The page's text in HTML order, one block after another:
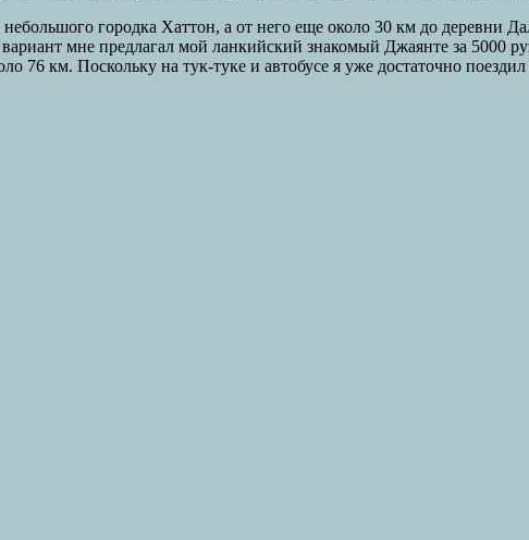
городка Хаттон, а от него еще около 30 км до деревни
мне предлагал мой ланкийский знакомый Джаянте за 5000
76 км. Поскольку на тук-туке и автобусе я уже достаточно